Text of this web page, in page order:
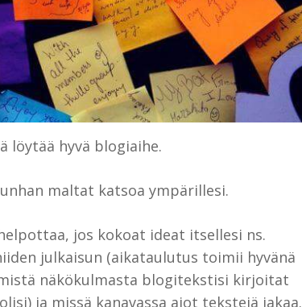
hyvä blogiaihe.
maltat katsoa ympärillesi.
jos kokoat ideat itsellesi ns.
julkaisun (aikataulutus toimii hyvänä
näkökulmasta blogitekstisi kirjoitat
ja missä kanavassa aiot tekstejä jakaa.